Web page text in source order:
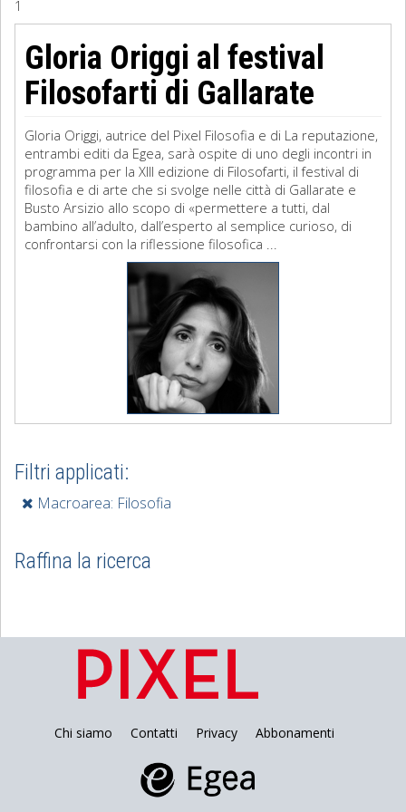
Filosofia
Matematica
Diritto
1
Gloria Origgi al festival
Filosofarti di Gallarate
Gloria Origgi, autrice del Pixel Filosofia e di La reputazione,
entrambi editi da Egea, sarà ospite di uno degli incontri in
programma per la XIII edizione di Filosofarti, il festival di
filosofia e di arte che si svolge nelle città di Gallarate e
Busto Arsizio allo scopo di «permettere a tutti, dal
bambino all’adulto, dall’esperto al semplice curioso, di
confrontarsi con la riflessione filosofica ...
Filtri applicati:
Macroarea: Filosofia
Raffina la ricerca
Chi siamo Contatti Privacy Abbonamenti